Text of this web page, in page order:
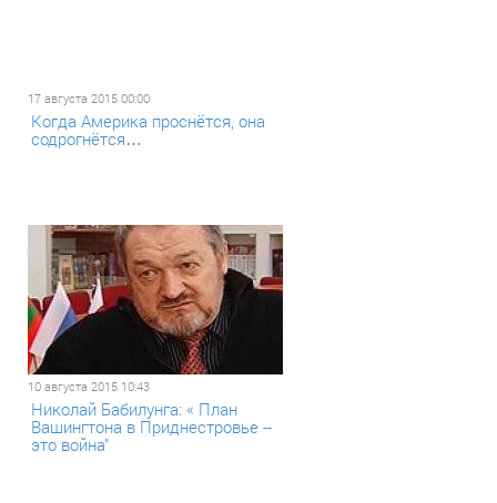
17 августа 2015 00:00
Когда Америка проснётся, она
содрогнётся…
10 августа 2015 10:43
Николай Бабилунга: « План
Вашингтона в Приднестровье --
это война"